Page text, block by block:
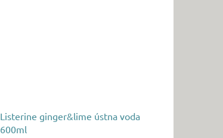
Listerine ginger&lime ústna voda
600ml